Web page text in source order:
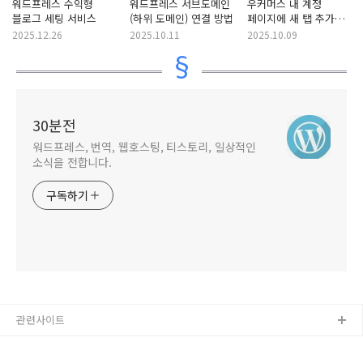
워드프레스 수익형
블로그 세팅 서비스
2025.12.26
워드프레스 서브도메인
(하위 도메인) 연결 방법
2025.10.11
우커머스 내 계정
페이지에 새 탭 추가
방법 (+내 포인트 및
2025.10.09
30분전
워드프레스, 번역, 웹호스팅, 티스토리, 일상적인
소식을 전합니다.
구독하기
관련사이트